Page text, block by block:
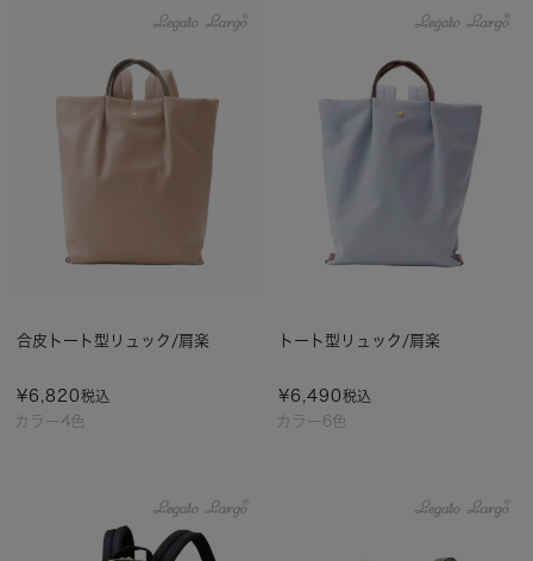
カラー4色
合皮トート型リュック/肩楽
¥6,820税込
カラー6色
トート型リュック/肩楽
¥6,490税込